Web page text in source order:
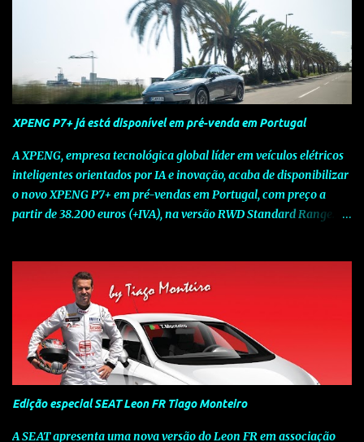
XPENG P7+ já está disponível em pré-venda em Portugal
A XPENG, empresa tecnológica global líder em veículos elétricos
inteligentes orientados por IA e inovação, acaba de disponibilizar
o novo XPENG P7+ em pré-vendas em Portugal, com preço a
partir de 38.200 euros (+IVA), na versão RWD Standard Range.
num momento decisivo, em que a indústria automóvel evolui da
mobilidade baseada na potência para a mobilidade baseada na
inteligência. Concebido como um fastback preparado para o
futuro e otimizado por Inteligência Artificial (IA), o novo XPENG
P7+ combina uma arquitetura inteligente avançada, um espaço
de referência no segmento e grande versatilidade para viagens,
respondendo às exigências do quotidiano europeu e refletindo o
compromisso de longo prazo da XPENG com a mobilidade
elétrica centrada no utilizador. O novo XPENG P7+ destaca-se
Edição especial SEAT Leon FR Tiago Monteiro
A SEAT apresenta uma nova versão do Leon FR em associação